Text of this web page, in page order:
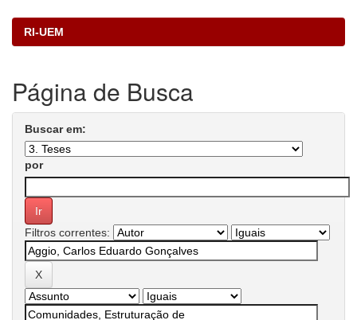
RI-UEM
Página de Busca
Buscar em:
por
Filtros correntes: